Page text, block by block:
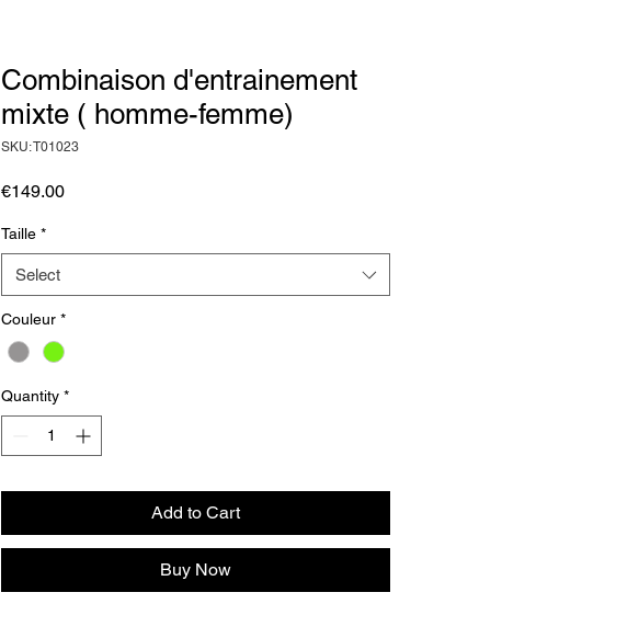
Combinaison d'entrainement
mixte ( homme-femme)
SKU: T01023
€149.00Price
Taille *
Select
Couleur *
Quantity *
Add to Cart
Buy Now